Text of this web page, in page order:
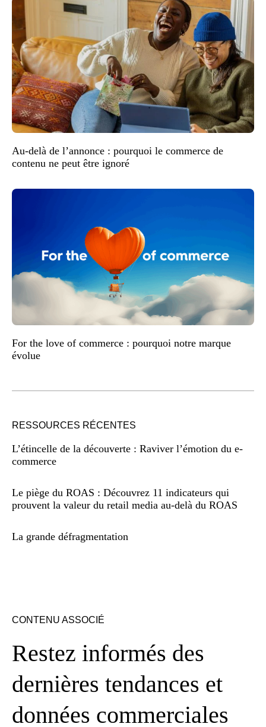
Au-delà de l’annonce : pourquoi le commerce de
contenu ne peut être ignoré
For the love of commerce : pourquoi notre marque
évolue
RESSOURCES RÉCENTES
L’étincelle de la découverte : Raviver l’émotion du e-
commerce
Le piège du ROAS : Découvrez 11 indicateurs qui
prouvent la valeur du retail media au-delà du ROAS
La grande défragmentation
CONTENU ASSOCIÉ
Restez informés des
dernières tendances et
données commerciales